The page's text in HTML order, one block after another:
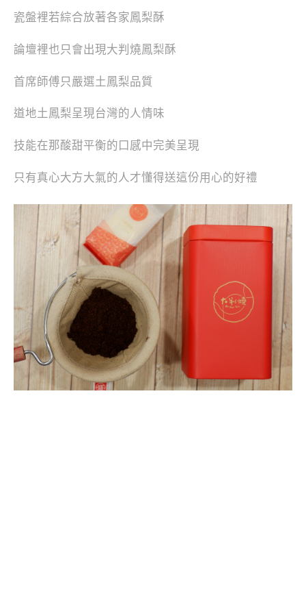
瓷盤裡若綜合放著各家鳳梨酥
論壇裡也只會出現大判燒鳳梨酥
首席師傅只嚴選土鳳梨品質
道地土鳳梨呈現台灣的人情味
技能在那酸甜平衡的口感中完美呈現
只有真心大方大氣的人才懂得送這份用心的好禮